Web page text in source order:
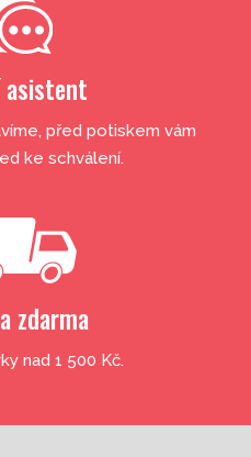
asistent
před potiskem vám
ke schválení.
zdarma
nad 1 500 Kč.